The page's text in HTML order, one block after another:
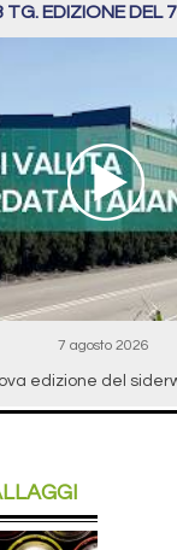
TG. EDIZIONE DEL
7 agosto 2026
edizione del